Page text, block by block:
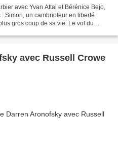
avec Yvan Attal et Bérénice Bejo,
Simon, un cambrioleur en liberté
gros coup de sa vie: Le vol du
avec Russell Crowe